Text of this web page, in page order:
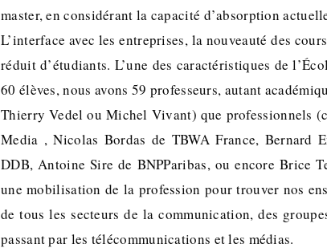
master, en considérant la capacité d’absorption
L’interface avec les entreprises, la nouveauté des
réduit d’étudiants. L’une des caractéristiques de
60 élèves, nous avons 59 professeurs, autant
Thierry Vedel ou Michel Vivant) que professionnels
Media , Nicolas Bordas de TBWA France, Bernard
DDB, Antoine Sire de BNPParibas, ou encore Brice
une mobilisation de la profession pour trouver nos
de tous les secteurs de la communication, des
passant par les télécommunications et les médias.